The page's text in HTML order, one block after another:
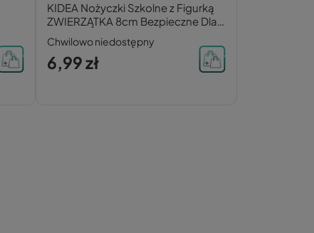
KIDEA Nożyczki Szkolne z Figurką
ZWIERZĄTKA 8cm Bezpieczne Dla
Dzieci
Chwilowo niedostępny
6,99 zł